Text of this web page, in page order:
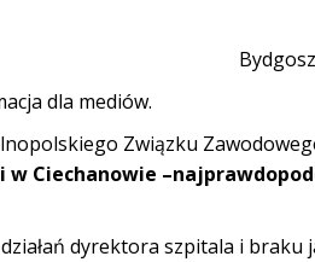
dla mediów.
Związku
w Ciechanowie
dyrektora szpitala i